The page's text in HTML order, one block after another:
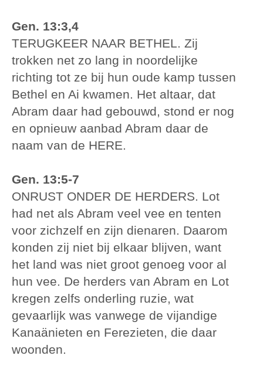
Gen. 13:3,4
TERUGKEER NAAR BETHEL. Zij
trokken net zo lang in noordelijke
richting tot ze bij hun oude kamp tussen
Bethel en Ai kwamen. Het altaar, dat
Abram daar had gebouwd, stond er nog
en opnieuw aanbad Abram daar de
naam van de HERE.
Gen. 13:5-7
ONRUST ONDER DE HERDERS. Lot
had net als Abram veel vee en tenten
voor zichzelf en zijn dienaren. Daarom
konden zij niet bij elkaar blijven, want
het land was niet groot genoeg voor al
hun vee. De herders van Abram en Lot
kregen zelfs onderling ruzie, wat
gevaarlijk was vanwege de vijandige
Kanaänieten en Ferezieten, die daar
woonden.